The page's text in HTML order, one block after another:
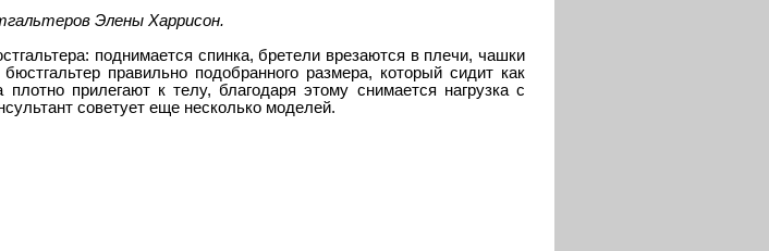
Элены Харрисон.
поднимается спинка, бретели врезаются в плечи, чашки
правильно подобранного размера, который сидит как
прилегают к телу, благодаря этому снимается нагрузка с
советует еще несколько моделей.